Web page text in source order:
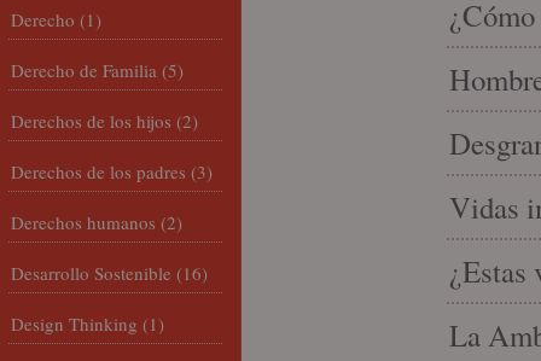
Vidas
¿Estas
La
Derecho (1)
Derecho de Familia (5)
Derechos de los hijos (2)
Derechos de los padres (3)
Derechos humanos (2)
Desarrollo Sostenible (16)
Design Thinking (1)